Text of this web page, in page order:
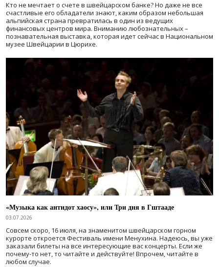
Кто не мечтает о счете в швейцарском банке? Но даже не все
счастливые его обладатели знают, каким образом небольшая
альпийская страна превратилась в один из ведущих
финансовых центров мира. Вниманию любознательных –
познавательная выставка, которая идет сейчас в Национальном
музее Швейцарии в Цюрихе.
«Музыка как антидот хаосу», или Три дня в Гштааде
03.07.2026
Совсем скоро, 16 июля, на знаменитом швейцарском горном
курорте откроется Фестиваль имени Менухина. Надеюсь, вы уже
заказали билеты на все интересующие вас концерты. Если же
почему-то нет, то читайте и действуйте! Впрочем, читайте в
любом случае.